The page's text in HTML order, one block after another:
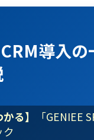
導入の
る】
「GENIEE
ク